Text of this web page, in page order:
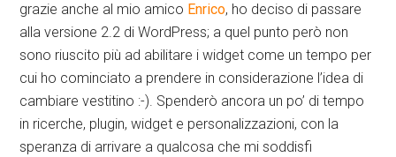
grazie anche al mio amico Enrico, ho deciso di passare
alla versione 2.2 di WordPress; a quel punto però non
sono riuscito più ad abilitare i widget come un tempo per
cui ho cominciato a prendere in considerazione l’idea di
cambiare vestitino :-). Spenderò ancora un po’ di tempo
in ricerche, plugin, widget e personalizzazioni, con la
speranza di arrivare a qualcosa che mi soddisfi